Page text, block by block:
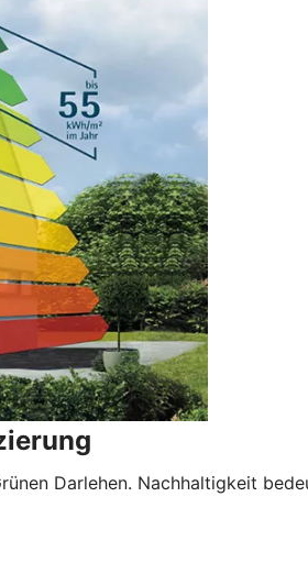
Darlehen. Nachhaltigkeit